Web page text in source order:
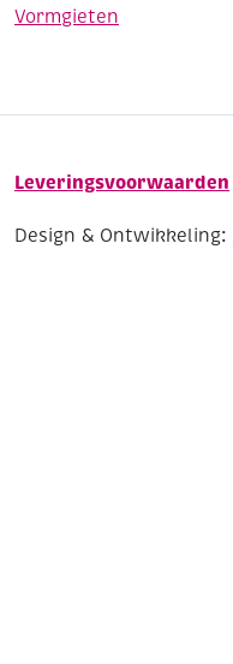
Vormgieten
Leveringsvoorwaarden
Design & Ontwikkeling: